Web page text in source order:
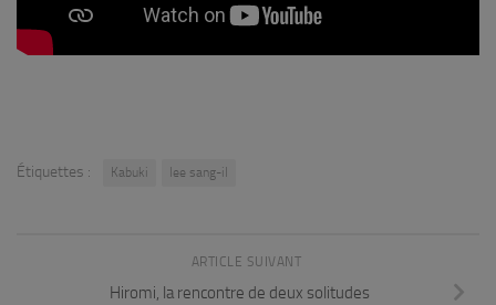
Étiquettes : Kabuki lee sang-il
ARTICLE SUIVANT
Hiromi, la rencontre de deux solitudes